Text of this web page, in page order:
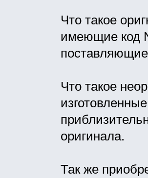
Что такое
имеющие код
Что такое
оригинала.
Так же